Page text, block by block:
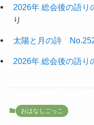
2026年 総会後の語り
り
太陽と月の詩
2026年 総会後の語り
おはなしごっこ